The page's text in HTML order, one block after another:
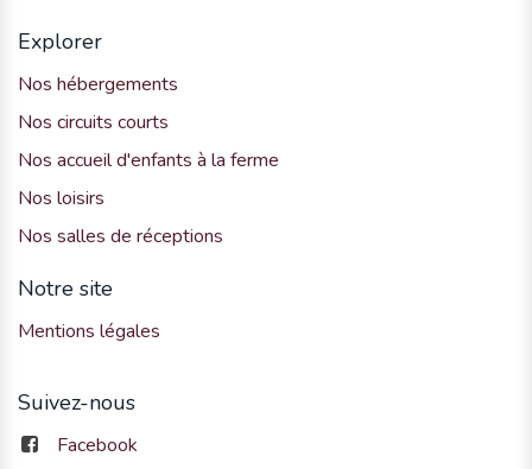
Explorer
Nos hébergements
Nos circuits courts
Nos accueil d'enfants à la ferme
Nos loisirs
Nos salles de réceptions
Notre site
Mentions légales
Suivez-nous
Facebook